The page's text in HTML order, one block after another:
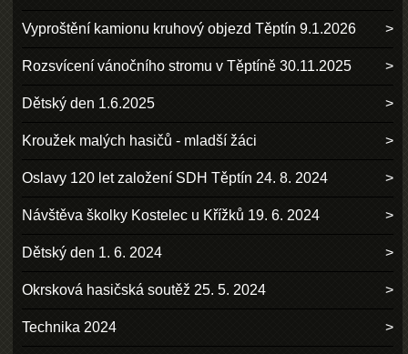
Vyproštění kamionu kruhový objezd Těptín 9.1.2026
Rozsvícení vánočního stromu v Těptíně 30.11.2025
Dětský den 1.6.2025
Kroužek malých hasičů - mladší žáci
Oslavy 120 let založení SDH Těptín 24. 8. 2024
Návštěva školky Kostelec u Křížků 19. 6. 2024
Dětský den 1. 6. 2024
Okrsková hasičská soutěž 25. 5. 2024
Technika 2024